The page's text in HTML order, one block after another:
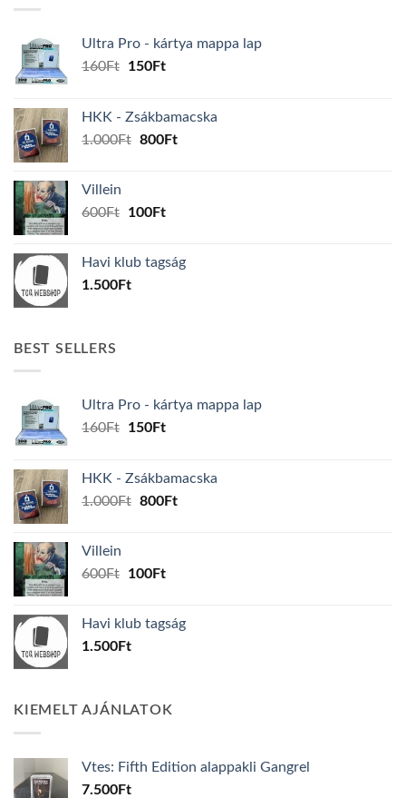
Ultra Pro - kártya mappa lap
160Ft
Original
160Ft.
150FtCurrent
150Ft.
HKK - Zsákbamacska
1.000Ft Original
800FtCurrent
Villein
600Ft
Original
600Ft.
100FtCurrent
100Ft.
Havi klub tagság
1.500Ft
BEST SELLERS
Ultra Pro - kártya mappa lap
160Ft
Original
160Ft.
150FtCurrent
150Ft.
HKK - Zsákbamacska
1.000Ft Original
800FtCurrent
Villein
600Ft
Original
600Ft.
100FtCurrent
100Ft.
Havi klub tagság
1.500Ft
KIEMELT AJÁNLATOK
Vtes: Fifth Edition alappakli Gangrel
7.500Ft